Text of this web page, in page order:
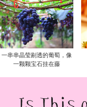
一串串晶莹剔透的葡萄，像
一颗颗宝石挂在藤